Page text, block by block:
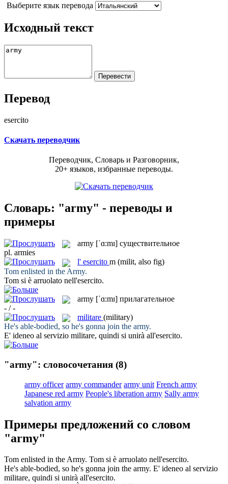
Выберите язык перевода
Исходный текст
Перевод
esercito
Скачать переводчик
Переводчик, Словарь и Разговорник,
20+ языков, избранные переводы.
Словарь: "army" - переводы и
примеры
army [ˈɑ:mɪ] существительное
pl. armies
l' esercito m (milit, also fig)
Tom enlisted in the Army.
Tom si è arruolato nell'esercito.
army [ˈɑ:mɪ] прилагательное
- / -
militare (military)
He's able-bodied, so he's gonna join the army.
E' ideneo al servizio militare, quindi si unirà all'esercito.
"army": словосочетания (8)
army officer army commander army unit French army
Japanese red army People's liberation army Sally army
salvation army
Примеры предложений со словом
"army"
Tom enlisted in theArmy. Tom si è arruolato nell'esercito.
He's able-bodied, so he's gonna join the army. E' ideneo al servizio
militare, quindi si unirà all'esercito.